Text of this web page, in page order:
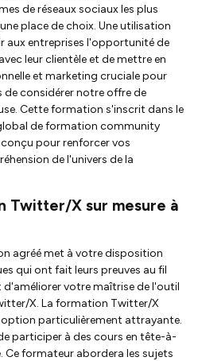
de réseaux sociaux les plus
place de choix. Une utilisation
aux entreprises l'opportunité de
leur clientèle et de mettre en
et marketing cruciale pour
de considérer notre offre de
Cette formation s'inscrit dans le
de formation community
pour renforcer vos
de l'univers de la
Twitter/X sur mesure à
agréé met à votre disposition
qui ont fait leurs preuves au fil
votre maîtrise de l'outil
X. La formation Twitter/X
option particulièrement attrayante.
participer à des cours en tête-à-
Ce formateur abordera les sujets